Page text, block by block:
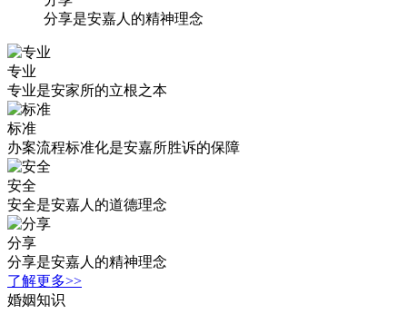
分享是安嘉人的精神理念
专业
专业是安家所的立根之本
标准
办案流程标准化是安嘉所胜诉的保障
安全
安全是安嘉人的道德理念
分享
分享是安嘉人的精神理念
了解更多>>
婚姻知识